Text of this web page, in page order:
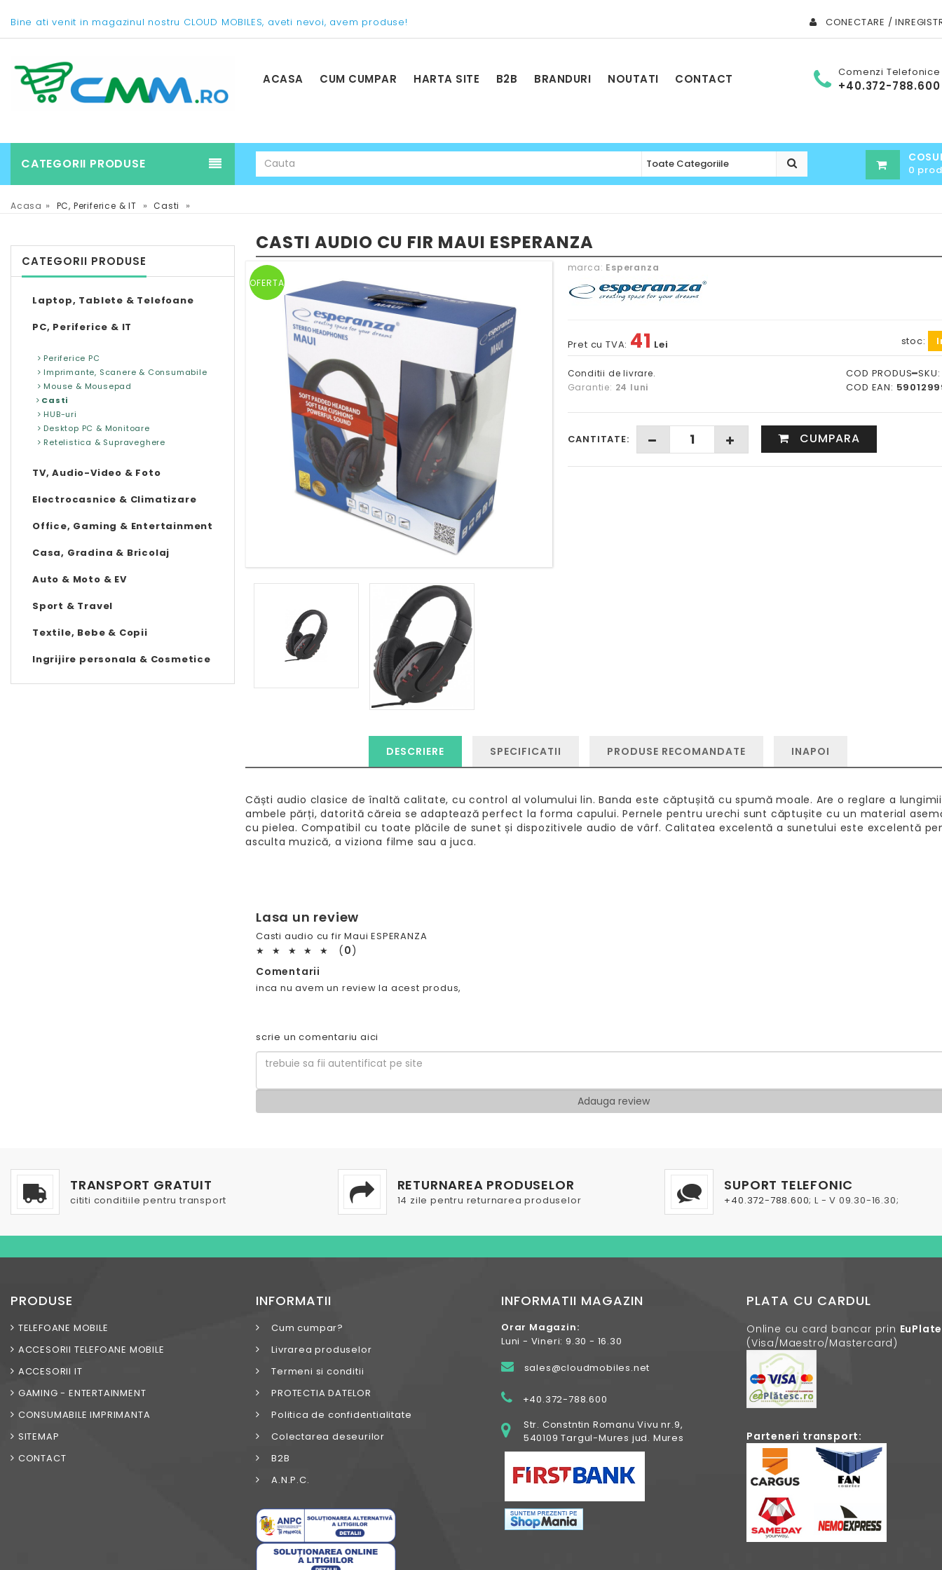
Bine ati venit in magazinul nostru CLOUD MOBILES, aveti nevoi, avem produse! CONECTARE /
ACASA CUM CUMPAR HARTA SITE B2B BRANDURI NOUTATI CONTACT Comenzi Telefonice
+40.372-788.600
CATEGORII PRODUSE 0
Acasa » PC, Periferice & IT » Casti »
CASTI AUDIO CU FIR MAUI ESPERANZA
OFERTA
marca: Esperanza
Pret cu TVA: 41 Lei stoc:
Conditii de livrare.
Garantie: 24 luni
COD
COD EAN:
CANTITATE: CUMPARA
DESCRIERE SPECIFICATII PRODUSE RECOMANDATE INAPOI
Căști audio clasice de înaltă calitate, cu control al volumului lin. Banda este căptușită cu spumă moale. Are o reglare a
ambele părți, datorită căreia se adaptează perfect la forma capului. Pernele pentru urechi sunt căptușite cu un material
cu pielea. Compatibil cu toate plăcile de sunet și dispozitivele audio de vârf. Calitatea excelentă a sunetului este excelentă
asculta muzică, a viziona filme sau a juca.
Lasa un review
Casti audio cu fir Maui ESPERANZA
★
★ ★ ★ ★ (0)
Comentarii
inca nu avem un review la acest produs,
scrie un comentariu aici
CATEGORII PRODUSE
Laptop, Tablete & Telefoane
PC, Periferice & IT
Periferice PC
Imprimante, Scanere & Consumabile
Mouse & Mousepad
Casti
HUB-uri
Desktop PC & Monitoare
Retelistica & Supraveghere
TV, Audio-Video & Foto
Electrocasnice & Climatizare
Office, Gaming & Entertainment
Casa, Gradina & Bricolaj
Auto & Moto & EV
Sport & Travel
Textile, Bebe & Copii
Ingrijire personala & Cosmetice
TRANSPORT GRATUIT
cititi conditiile pentru transport
RETURNAREA PRODUSELOR
14 zile pentru returnarea produselor
SUPORT TELEFONIC
+40.372-788.600; L - V 09.30-16.30;
PRODUSE
TELEFOANE MOBILE
ACCESORII TELEFOANE MOBILE
ACCESORII IT
GAMING - ENTERTAINMENT
CONSUMABILE IMPRIMANTA
SITEMAP
CONTACT
INFORMATII
Cum cumpar?
Livrarea produselor
Termeni si conditii
PROTECTIA DATELOR
Politica de confidentialitate
Colectarea deseurilor
B2B
A.N.P.C.
INFORMATII MAGAZIN
Orar Magazin:
Luni - Vineri: 9.30 - 16.30
sales@cloudmobiles.net
+40.372-788.600
Str. Constntin Romanu Vivu nr.9,
540109 Targul-Mures jud. Mures
PLATA CU CARDUL
Online cu card bancar prin
(Visa/Maestro/Mastercard)
Parteneri transport: